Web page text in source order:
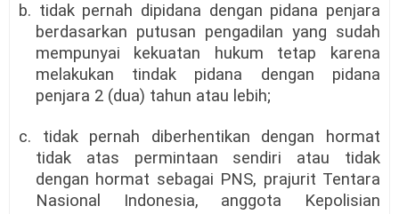
b. tidak pernah dipidana dengan pidana penjara
berdasarkan putusan pengadilan yang sudah
mempunyai kekuatan hukum tetap karena
melakukan tindak pidana dengan pidana
penjara 2 (dua) tahun atau lebih;
c. tidak pernah diberhentikan dengan hormat
tidak atas permintaan sendiri atau tidak
dengan hormat sebagai PNS, prajurit Tentara
Nasional Indonesia, anggota Kepolisian